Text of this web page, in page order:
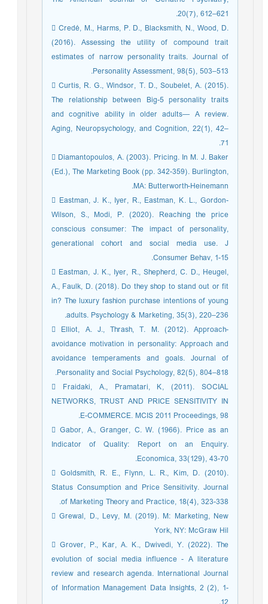
20(7), 612–621.
 Credé, M., Harms, P. D., Blacksmith, N., Wood, D.
(2016). Assessing the utility of compound trait
estimates of narrow personality traits. Journal of
Personality Assessment, 98(5), 503–513.
 Curtis, R. G., Windsor, T. D., Soubelet, A. (2015).
The relationship between Big-5 personality traits
and cognitive ability in older adults— A review.
Aging, Neuropsychology, and Cognition, 22(1), 42–
71.
 Diamantopoulos, A. (2003). Pricing. In M. J. Baker
(Ed.), The Marketing Book (pp. 342-359). Burlington,
MA: Butterworth-Heinemann.
 Eastman, J. K., Iyer, R., Eastman, K. L., Gordon-
Wilson, S., Modi, P. (2020). Reaching the price
conscious consumer: The impact of personality,
generational cohort and social media use. J
Consumer Behav, 1-15.
 Eastman, J. K., Iyer, R., Shepherd, C. D., Heugel,
A., Faulk, D. (2018). Do they shop to stand out or fit
in? The luxury fashion purchase intentions of young
adults. Psychology & Marketing, 35(3), 220–236.
 Elliot, A. J., Thrash, T. M. (2012). Approach-
avoidance motivation in personality: Approach and
avoidance temperaments and goals. Journal of
Personality and Social Psychology, 82(5), 804–818.
 Fraidaki, A., Pramatari, K, (2011). SOCIAL
NETWORKS, TRUST AND PRICE SENSITIVITY IN
E-COMMERCE. MCIS 2011 Proceedings, 98.
 Gabor, A., Granger, C. W. (1966). Price as an
Indicator of Quality: Report on an Enquiry.
Economica, 33(129), 43-70.
 Goldsmith, R. E., Flynn, L. R., Kim, D. (2010).
Status Consumption and Price Sensitivity. Journal
of Marketing Theory and Practice, 18(4), 323-338.
 Grewal, D., Levy, M. (2019). M: Marketing, New
York, NY: McGraw Hil
 Grover, P., Kar, A. K., Dwivedi, Y. (2022). The
evolution of social media influence - A literature
review and research agenda. International Journal
of Information Management Data Insights, 2 (2), 1-